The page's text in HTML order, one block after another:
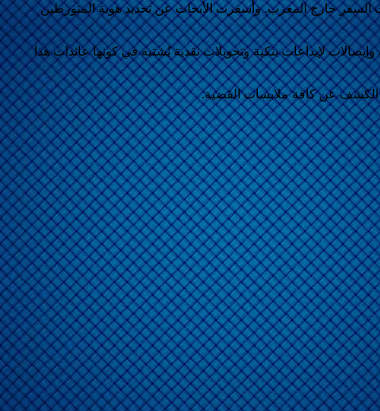
السفر خارج المغرب. وأسفرت الأبحاث عن تحديد هوية المتورطين
لإيداعات بنكية وتحويلات نقدية يُشتبه في كونها عائدات هذا
الكشف عن كافة ملابسات القضية.